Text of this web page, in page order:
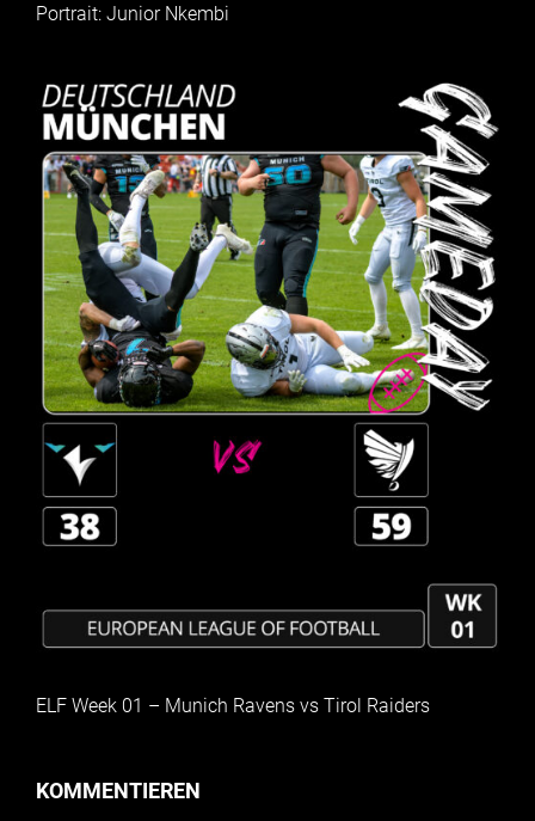
Portrait: Junior Nkembi
ELF Week 01 – Munich Ravens vs Tirol Raiders
KOMMENTIEREN